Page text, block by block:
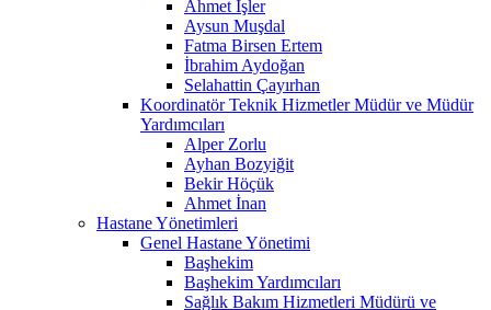
Ahmet İşler
Aysun Muşdal
Fatma Birsen Ertem
İbrahim Aydoğan
Selahattin Çayırhan
Koordinatör Teknik Hizmetler Müdür ve Müdür
Yardımcıları
Alper Zorlu
Ayhan Bozyiğit
Bekir Höçük
Ahmet İnan
Hastane Yönetimleri
Genel Hastane Yönetimi
Başhekim
Başhekim Yardımcıları
Sağlık Bakım Hizmetleri Müdürü ve